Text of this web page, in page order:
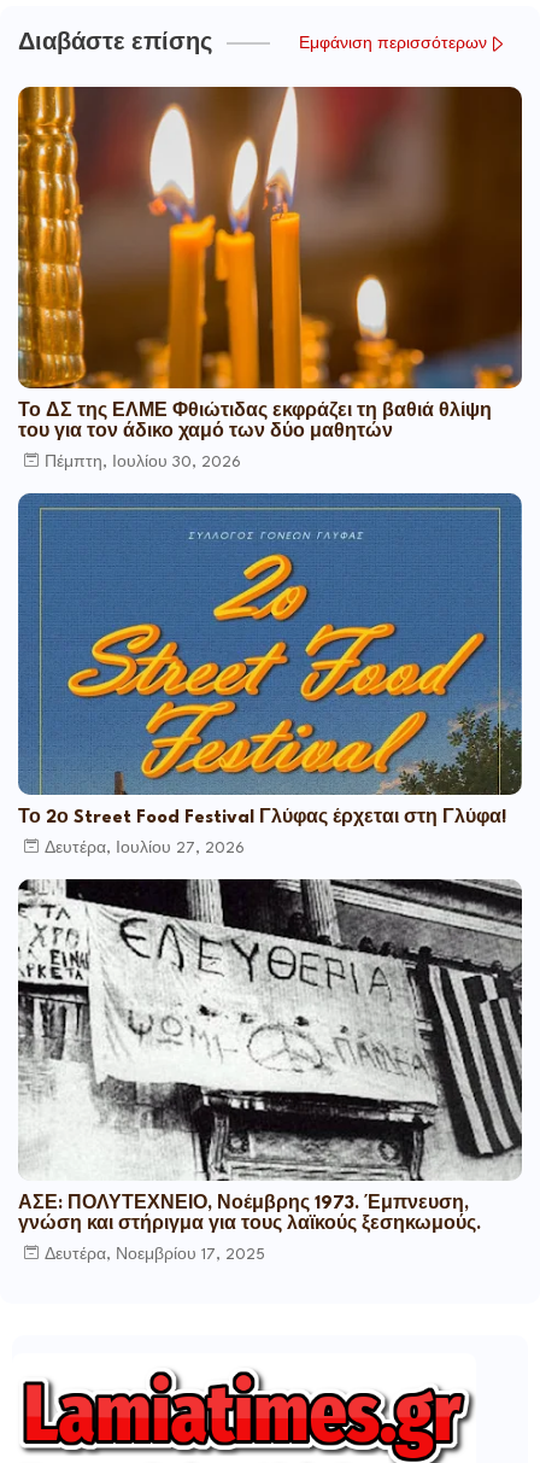
Διαβάστε επίσης Εμφάνιση περισσότερων
Το ΔΣ της ΕΛΜΕ Φθιώτιδας εκφράζει τη βαθιά θλίψη
του για τον άδικο χαμό των δύο μαθητών
Πέμπτη, Ιουλίου 30, 2026
Το 2ο Street Food Festival Γλύφας έρχεται στη Γλύφα!
Δευτέρα, Ιουλίου 27, 2026
ΑΣΕ: ΠΟΛΥΤΕΧΝΕΙΟ, Νοέμβρης 1973. Έμπνευση,
γνώση και στήριγμα για τους λαϊκούς ξεσηκωμούς.
Δευτέρα, Νοεμβρίου 17, 2025